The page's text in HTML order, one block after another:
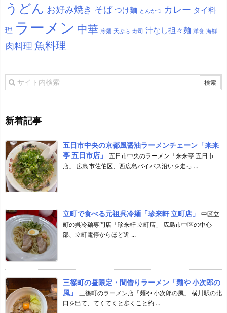
うどん お好み焼き そば つけ麺 とんかつ カレー タイ料
理 ラーメン 中華 冷麺 天ぷら 寿司 汁なし担々麺 洋食 海鮮
肉料理 魚料理
新着記事
五日市中央の京都風醤油ラーメンチェーン「来来
亭 五日市店」
五日市中央のラーメン「来来亭 五日市
店」 広島市佐伯区、西広島バイパス沿いを走っ ...
立町で食べる元祖呉冷麺「珍来軒 立町店」
中区立
町の呉冷麺専門店「珍来軒 立町店」 広島市中区の中心
部、立町電停からほど近 ...
三篠町の昼限定・間借りラーメン「麺や 小次郎の
風」
三篠町のラーメン店「麺や 小次郎の風」 横川駅の北
口を出て、てくてくと歩くこと約 ...